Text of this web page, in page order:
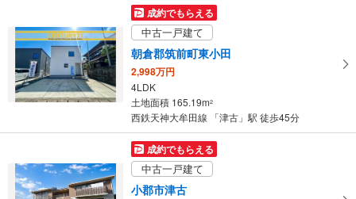
成約でもらえる
中古一戸建て
朝倉郡筑前町東小田
2,998万円
4LDK
土地面積 165.19m2
西鉄天神大牟田線 「津古」駅 徒歩45分
成約でもらえる
中古一戸建て
小郡市津古